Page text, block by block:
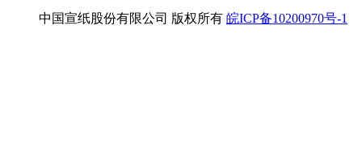
中国宣纸股份有限公司 版权所有 皖ICP备10200970号-1